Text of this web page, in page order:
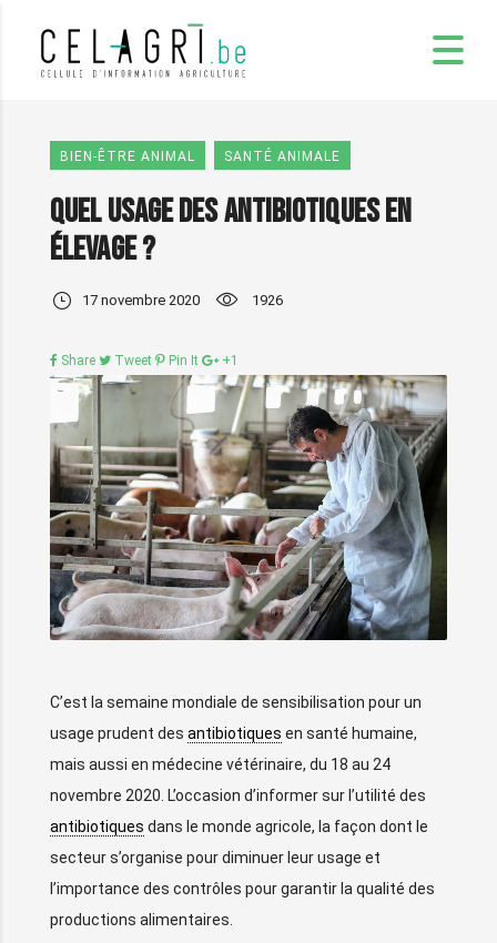
BIEN-ÊTRE ANIMAL SANTÉ ANIMALE
Quel usage des antibiotiques en
élevage ?
17 novembre 2020 1926
Share Tweet Pin It +1
C’est la semaine mondiale de sensibilisation pour un
usage prudent des antibiotiques en santé humaine,
mais aussi en médecine vétérinaire, du 18 au 24
novembre 2020. L’occasion d’informer sur l’utilité des
antibiotiques dans le monde agricole, la façon dont le
secteur s’organise pour diminuer leur usage et
l’importance des contrôles pour garantir la qualité des
productions alimentaires.